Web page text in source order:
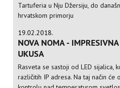
Tartuferia u Nju Džersiju, do
hrvatskom primorju
19.02.2018.
NOVA NOMA -
UKUSA
Rasveta se sastoji od LED sijalica,
različitih IP adresa. Na taj način